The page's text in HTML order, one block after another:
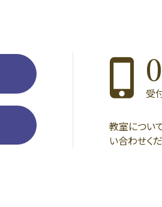
受
教室につい
い合わせく